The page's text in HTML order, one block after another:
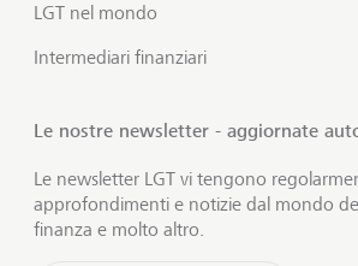
LGT nel mondo
Intermediari finanziari
Le nostre newsletter - aggiornate
Le newsletter LGT vi tengono
approfondimenti e notizie dal mondo
finanza e molto altro.